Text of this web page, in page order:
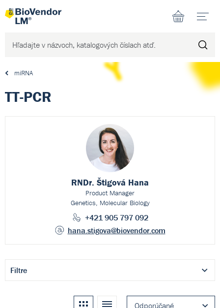
miRNA
TT-PCR
RNDr. Štigová Hana
Product Manager
Genetics, Molecular Biology
+421 905 797 092
hana.stigova@biovendor.com
Filtre
Odporúčané
Kachle Zoznam